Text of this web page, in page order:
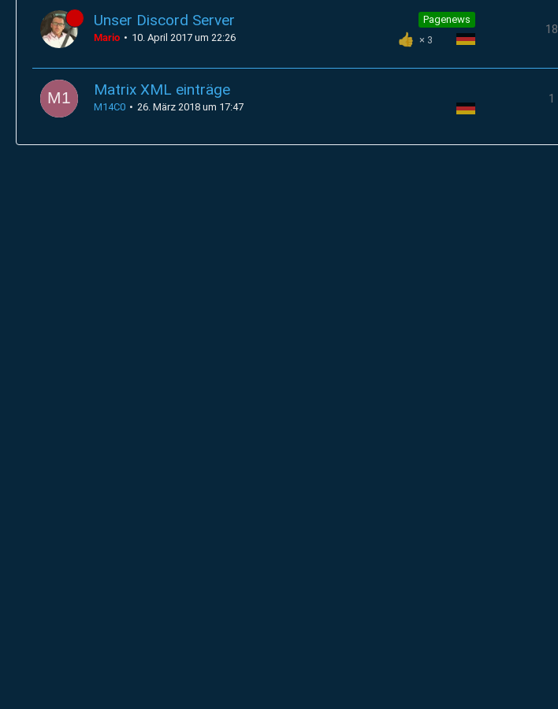
Pagenews
Unser Discord Server
3
Mario 10. April 2017 um 22:26
18
Matrix XML einträge
M14C0 26. März 2018 um 17:47
1